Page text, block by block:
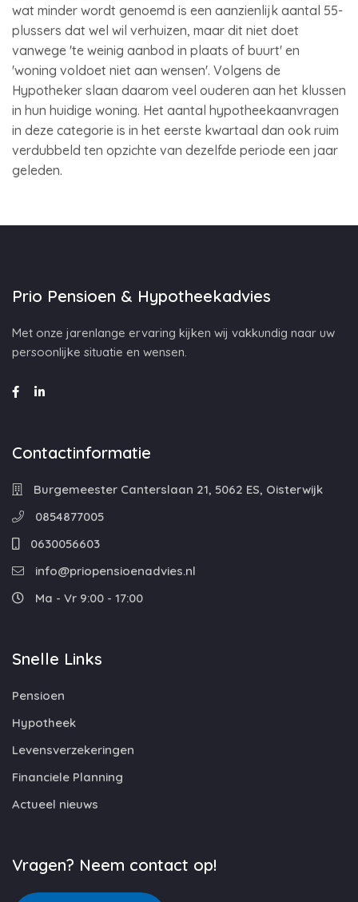
wat minder wordt genoemd is een aanzienlijk aantal 55-
plussers dat wel wil verhuizen, maar dit niet doet
vanwege 'te weinig aanbod in plaats of buurt' en
'woning voldoet niet aan wensen'. Volgens de
Hypotheker slaan daarom veel ouderen aan het klussen
in hun huidige woning. Het aantal hypotheekaanvragen
in deze categorie is in het eerste kwartaal dan ook ruim
verdubbeld ten opzichte van dezelfde periode een jaar
geleden.
Prio Pensioen & Hypotheekadvies
Met onze jarenlange ervaring kijken wij vakkundig naar uw
persoonlijke situatie en wensen.
Contactinformatie
Burgemeester Canterslaan 21, 5062 ES, Oisterwijk
0854877005
0630056603
info@priopensioenadvies.nl
Ma - Vr 9:00 - 17:00
Snelle Links
Pensioen
Hypotheek
Levensverzekeringen
Financiele Planning
Actueel nieuws
Vragen? Neem contact op!